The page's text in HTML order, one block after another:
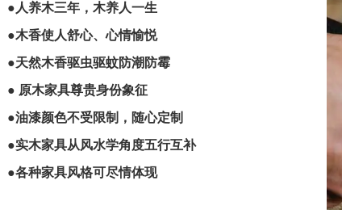
●人养木三年，木养人一生
●木香使人舒心、心情愉悦
●天然木香驱虫驱蚊防潮防霉
● 原木家具尊贵身份象征
●油漆颜色不受限制，随心定制
●实木家具从风水学角度五行互补
●各种家具风格可尽情体现